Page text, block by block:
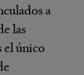
a
las
el único